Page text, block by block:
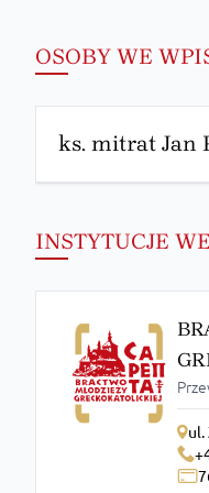
OSOBY WE
ks. mitrat Jan
INSTYTUCJE
ul.